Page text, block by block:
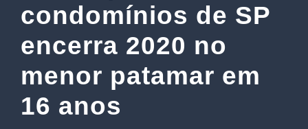
condomínios de SP
encerra 2020 no
menor patamar em
16 anos